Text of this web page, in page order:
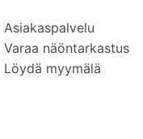
Asiakaspalvelu
Varaa näöntarkastus
Löydä myymälä